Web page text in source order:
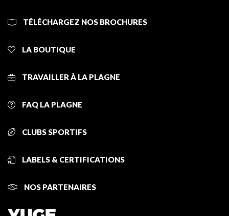
TÉLÉCHARGEZ NOS BROCHURES
LA BOUTIQUE
TRAVAILLER À LA PLAGNE
FAQ LA PLAGNE
CLUBS SPORTIFS
LABELS & CERTIFICATIONS
NOS PARTENAIRES